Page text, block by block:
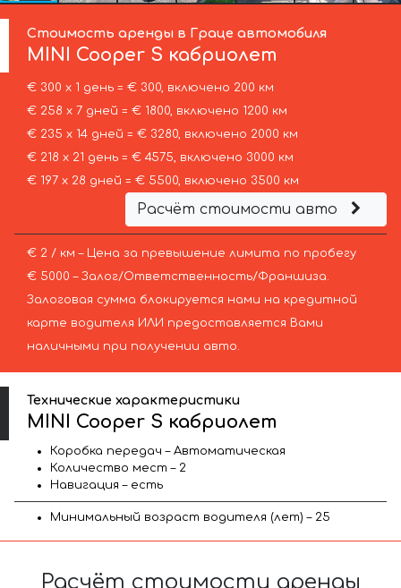
Стоимость аренды в Граце автомобиля
MINI Cooper S кабриолет
€ 300 х 1 день = € 300, включено 200 км
€ 258 х 7 дней = € 1800, включено 1200 км
€ 235 х 14 дней = € 3280, включено 2000 км
€ 218 х 21 день = € 4575, включено 3000 км
€ 197 х 28 дней = € 5500, включено 3500 км
Расчёт стоимости авто
€ 2 / км – Цена за превышение лимита по пробегу
€ 5000 – Залог/Ответственность/Франшиза.
Залоговая сумма блокируется нами на кредитной
карте водителя ИЛИ предоставляется Вами
наличными при получении авто.
Технические характеристики
MINI Cooper S кабриолет
Коробка передач – Автоматическая
Количество мест – 2
Навигация – есть
Минимальный возраст водителя (лет) – 25
Расчёт стоимости аренды